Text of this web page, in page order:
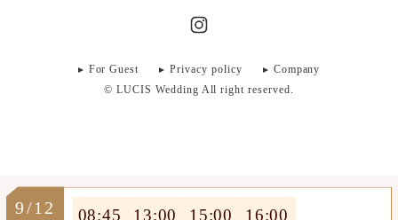
9/12 08:45 13:00 15:00 16:00
For Guest Privacy policy
Company
© LUCIS Wedding All right reserved.